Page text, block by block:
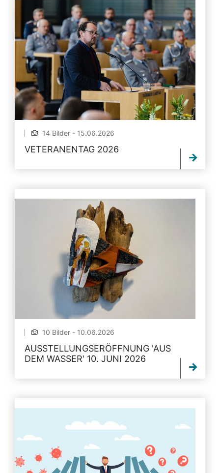
14 Bilder - 15.06.2026
VETERANENTAG 2026
10 Bilder - 10.06.2026
AUSSTELLUNGSERÖFFNUNG 'AUS
DEM WASSER' 10. JUNI 2026